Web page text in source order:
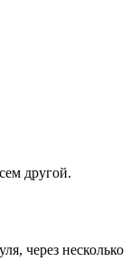
другой.
через несколько